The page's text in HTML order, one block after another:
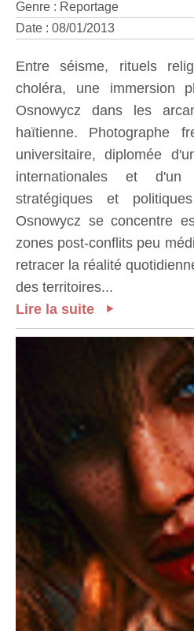
Genre : Reportage
Date : 08/01/2013
Entre séisme, rituels
choléra, une immersion
Osnowycz dans les
haïtienne. Photographe
universitaire, diplomée
internationales et
stratégiques et
Osnowycz se concentre
zones post-conflits peu
retracer la réalité
des territoires...
Lire la suite